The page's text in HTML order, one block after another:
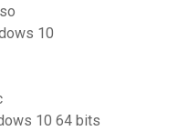
10
10 64 bits